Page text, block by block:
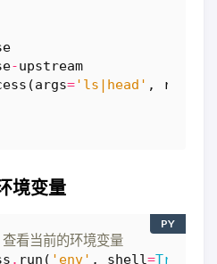
-upstream
(args='ls|head' ,
境变量
看当前的环境变量
. run ( 'env' , shell=True
PY